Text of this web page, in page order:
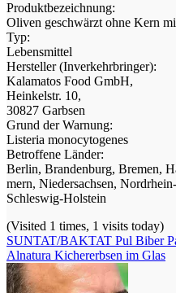
Produktbezeichnung:
Oli­ven geschwärzt ohne Kern
Typ:
Lebensmittel
Her­stel­ler (Inver­kehr­brin­ger):
Kala­ma­tos Food GmbH,
Hein­kel­str. 10,
30827 Garbsen
Grund der Warnung:
Lis­te­ria monocytogenes
Betrof­fe­ne Länder:
Ber­lin, Bran­den­burg, Bre­men,
mern, Nie­der­sach­sen,
Schleswig-Holstein
(Visi­ted 1 times, 1 visits today)
Beitragsnavigation
SUNTAT/​BAKTAT Pul Biber
Alnatura Kichererbsen im Glas